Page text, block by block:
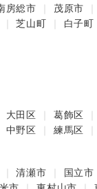
房総市
茂原市
芝山町
白子町
大田区 葛飾区
中野区
練馬区
清瀬市 国立市